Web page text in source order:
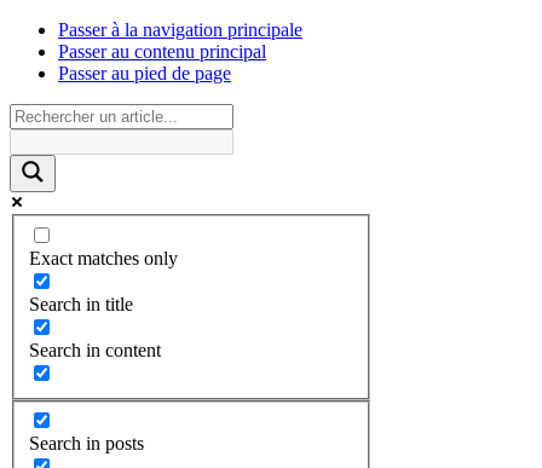
Passer à la navigation principale
Passer au contenu principal
Passer au pied de page
Exact matches only
Search in title
Search in content
Search in posts